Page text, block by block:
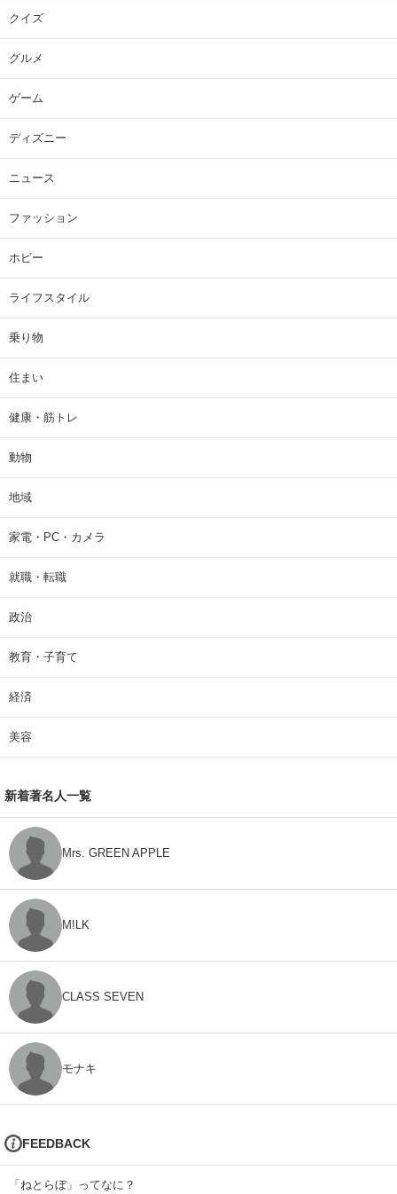
クイズ
グルメ
ゲーム
ディズニー
ニュース
ファッション
ホビー
ライフスタイル
乗り物
住まい
健康・筋トレ
動物
地域
家電・PC・カメラ
就職・転職
政治
教育・子育て
経済
美容
新着著名人一覧
Mrs. GREEN APPLE
M!LK
CLASS SEVEN
モナキ
FEEDBACK
「ねとらぼ」ってなに？